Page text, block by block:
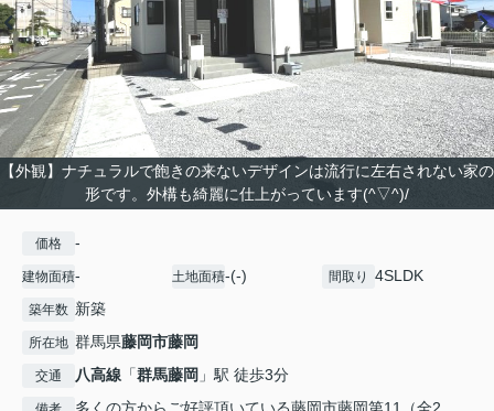
【外観】ナチュラルで飽きの来ないデザインは流行に左右されない家の
形です。外構も綺麗に仕上がっています(^▽^)/
価格 -
建物面積- 土地面積-(-) 間取り 4SLDK
築年数 新築
所在地 群馬県藤岡市藤岡
交通 八高線 「群馬藤岡 」駅 徒歩3分